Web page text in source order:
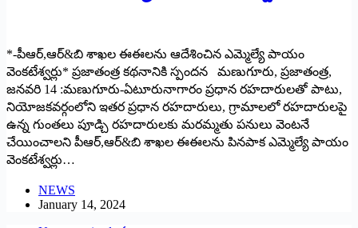
*-పీఆర్,ఆర్&బి శాఖల ఈఈలను ఆదేశించిన ఎమ్మెల్యే పాయం
వెంకటేశ్వర్లు* ప్రజాతంత్ర కథనానికి స్పందన మణుగూరు, ప్రజాతంత్ర,
జనవరి 14 :మణుగూరు-ఏటూరునాగారం ప్రధాన రహదారులతో పాటు,
నియోజకవర్గంలోని ఇతర ప్రధాన రహదారులు, గ్రామాలలో రహదారులపై
ఉన్న గుంతలు పూడ్చి రహదారులకు మరమ్మతు పనులు వెంటనే
చేయించాలని పీఆర్,ఆర్&బి శాఖల ఈఈలను పినపాక ఎమ్మెల్యే పాయం
వెంకటేశ్వర్లు…
NEWS
January 14, 2024